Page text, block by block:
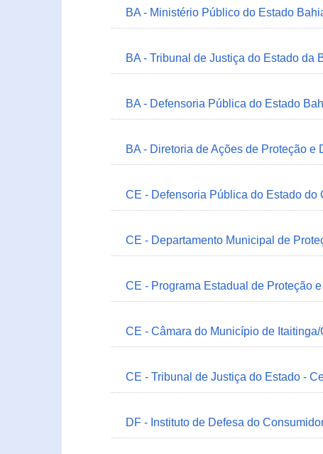
BA - Ministério Público do Estado
BA - Tribunal de Justiça do Estado da
BA - Defensoria Pública do Estado
BA - Diretoria de Ações de Proteção
CE - Defensoria Pública do Estado do
CE - Departamento Municipal de
CE - Programa Estadual de Proteção
CE - Câmara do Município de
CE - Tribunal de Justiça do Estado -
DF - Instituto de Defesa do